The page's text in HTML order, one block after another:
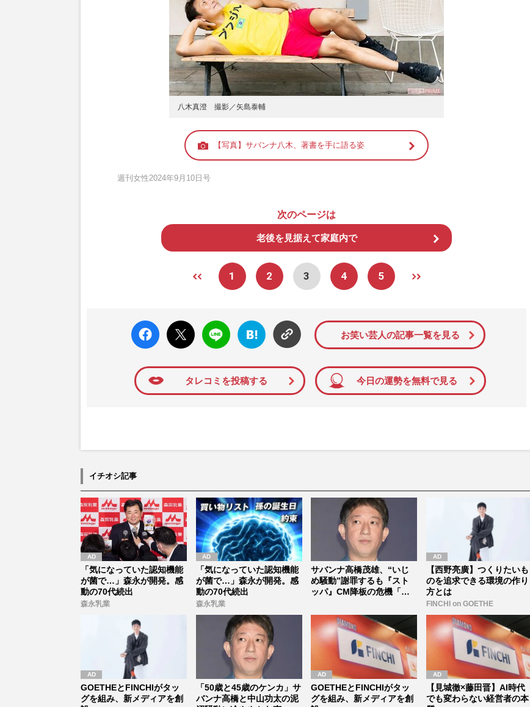
八木真澄 撮影／矢島泰輔
【写真】サバンナ八木、著書を手に語る姿
週刊女性2024年9月10日号
次のページは
老後を見据えて家庭内で
1 2 3 4 5
faceboo
k いい
ね
X ポス
ト
LINE
はてな
ブック
マーク
お笑い芸人の記事一覧を見る
タレコミを投稿する 今日の運勢を無料で見る
イチオシ記事
「気になっていた認知機能
が菌で…」森永が開発。感
動の70代続出
森永乳業
「気になっていた認知機能
が菌で…」森永が開発。感
動の70代続出
森永乳業
サバンナ高橋茂雄、“いじ
め騒動”謝罪するも『スト
ッパ』CM降板の危機「一
【西野亮廣】つくりたいも
のを追求できる環境の作り
方とは
FINCHI on GOETHE
GOETHEとFINCHIがタッ
グを組み、新メディアを創
「50歳と45歳のケンカ」サ
バンナ高橋と中山功太の泥
GOETHEとFINCHIがタッ
グを組み、新メディアを創
【見城徹×藤田晋】AI時代
でも変わらない経営者の本